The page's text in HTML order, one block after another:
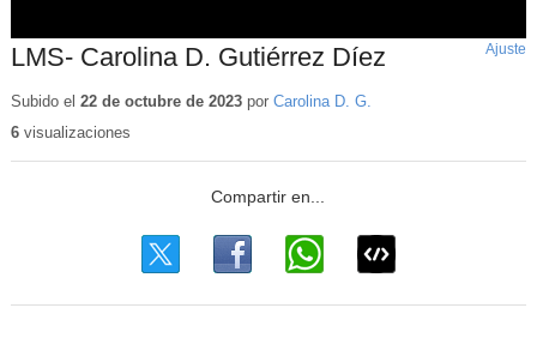
LMS- Carolina D. Gutiérrez Díez Ajuste
Subido el 22 de octubre de 2023por Carolina D. G.
6visualizaciones